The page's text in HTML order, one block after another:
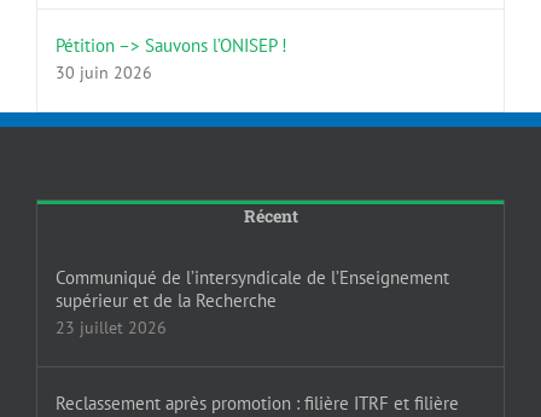
Pétition –> Sauvons l’ONISEP !
30 juin 2026
Récent
Communiqué de l’intersyndicale de l’Enseignement
supérieur et de la Recherche
23 juillet 2026
Reclassement après promotion : filière ITRF et filière